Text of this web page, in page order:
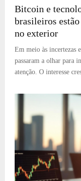
Bitcoin e
brasileiros
no exterior
Em meio às incertezas
passaram a olhar para
atenção. O interesse